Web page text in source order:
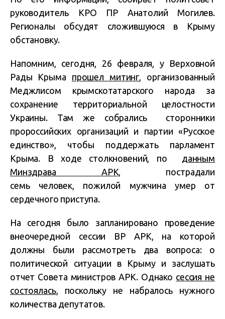
руководитель КРО ПР Анатолий Могилев.
Регионалы обсудят сложившуюся в Крыму
обстановку.
Напомним, сегодня, 26 февраля, у Верховной
Рады Крыма прошел митинг, организованный
Меджлисом крымскотатарского народа за
сохранение территориальной целостности
Украины. Там же собрались сторонники
пророссийских организаций и партии «Русское
единство», чтобы поддержать парламент
Крыма.
В ходе столкновений, по данным
Минздрава АРК, пострадали
семь человек, пожилой мужчина умер от
сердечного приступа.
На сегодня было запланировано проведение
внеочередной сессии ВР АРК, на которой
должны были рассмотреть два вопроса: о
политической ситуации в Крыму и заслушать
отчет Совета министров АРК. Однако сессия не
состоялась, поскольку не набралось нужного
количества депутатов.